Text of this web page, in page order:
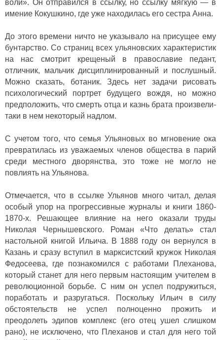
воли». Он отправился в ссылку, но ссылку мягкую — в
имение Кокушкино, где уже находилась его сестра Анна.
До этого времени ничто не указывало на присущее ему
бунтарство. Со страниц всех ульяновских характеристик
на нас смотрит крещеный в православие педант,
отличник, мальчик дисциплинированный и послушный.
Можно сказать, ботаник. Здесь нет задачи рисовать
психологический портрет будущего вождя, но можно
предположить, что смерть отца и казнь брата произвели-
таки в нем некоторый надлом.
С учетом того, что семья Ульяновых во мгновение ока
превратилась из уважаемых членов общества в парий
среди местного дворянства, это тоже не могло не
повлиять на Ульянова.
Отмечается, что в ссылке Ульянов много читал, делая
особый упор на прогрессивные журналы и книги 1860-
1870-х. Решающее влияние на него оказали труды
Николая Чернышевского. Роман «Что делать» стал
настольной книгой Ильича. В 1888 году он вернулся в
Казань и сразу вступил в марксистский кружок Николая
Федосеева, где познакомился с работами Плеханова,
который станет для него первым настоящим учителем в
революционной борьбе. С ним он успел подружиться,
поработать и разругаться. Поскольку Ильич в силу
обстоятельств не успел полноценно прожить и
преодолеть эдипов комплекс (его отец ушел слишком
рано), не исключено, что Плеханов и стал для него той